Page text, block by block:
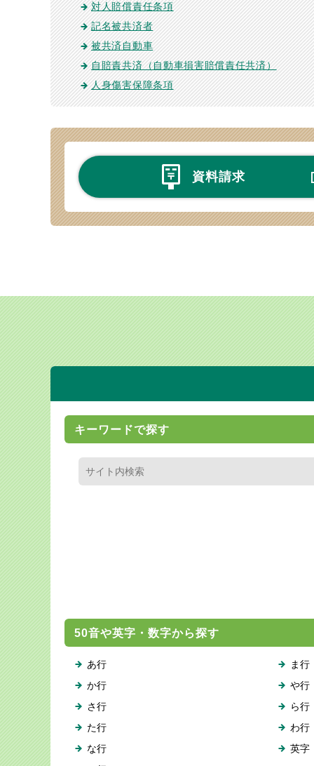
対人賠償責任条項
記名被共済者
被共済自動車
自賠責共済（自動車損害賠償責任共済）
人身傷害保障条項
資料請求
キーワードで探す
50音や英字・数字から探す
あ行
か行
さ行
た行
な行
ま行
や行
ら行
わ行
英字